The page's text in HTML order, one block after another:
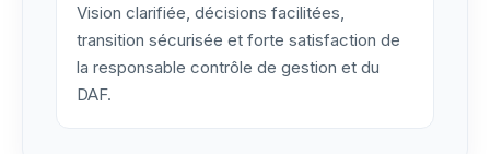
Vision clarifiée, décisions facilitées,
transition sécurisée et forte satisfaction de
la responsable contrôle de gestion et du
DAF.